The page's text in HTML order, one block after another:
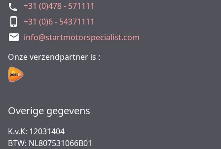
+31 (0)478 - 571111
+31 (0)6 - 54371111
info@startmotorspecialist.com
Onze verzendpartner is :
Overige gegevens
K.v.K: 12031404
BTW: NL807531066B01